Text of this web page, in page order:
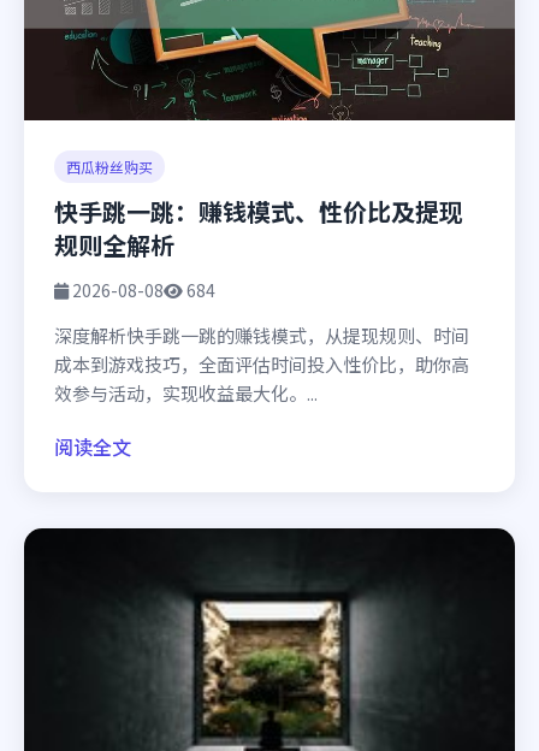
西瓜粉丝购买
快手跳一跳：赚钱模式、性价比及提现
规则全解析
2026-08-08 684
深度解析快手跳一跳的赚钱模式，从提现规则、时间
成本到游戏技巧，全面评估时间投入性价比，助你高
效参与活动，实现收益最大化。...
阅读全文